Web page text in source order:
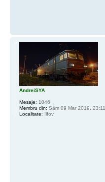
AndreiSYA
Mesaje: 1046
Membru din: Sâm 09 Mar 2019, 23:11
Localitate: Ilfov